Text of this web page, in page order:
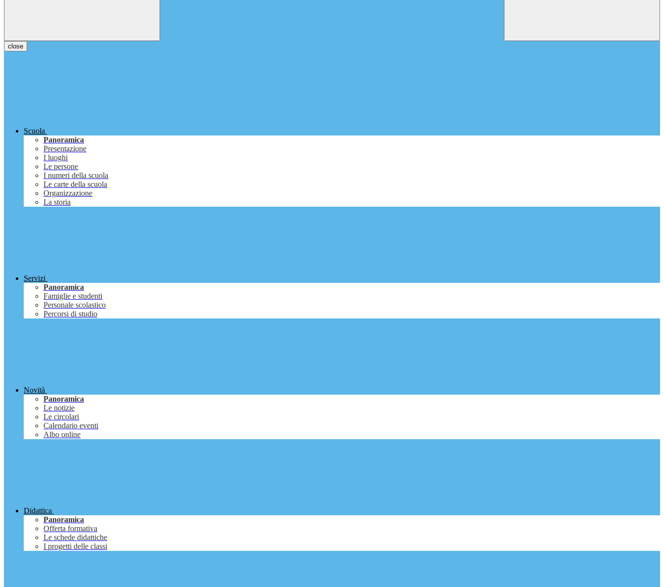
close
Scuola
Panoramica
Presentazione
I luoghi
Le persone
I numeri della scuola
Le carte della scuola
Organizzazione
La storia
Servizi
Panoramica
Famiglie e studenti
Personale scolastico
Percorsi di studio
Novità
Panoramica
Le notizie
Le circolari
Calendario eventi
Albo online
Didattica
Panoramica
Offerta formativa
Le schede didattiche
I progetti delle classi